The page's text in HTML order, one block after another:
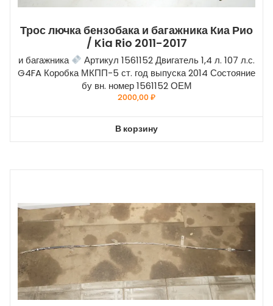
Трос лючка бензобака и багажника Киа Рио
/ Kia Rio 2011-2017
и багажника
Артикул 1561152 Двигатель 1,4 л. 107 л.с.
G4FA Коробка МКПП-5 ст. год выпуска 2014 Состояние
бу вн. номер 1561152 ОЕМ
2000,00₽
В корзину